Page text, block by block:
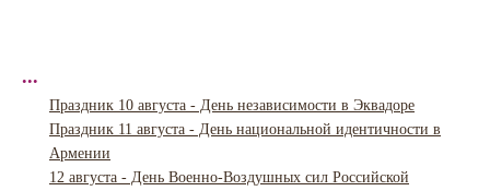
...
Праздник 10 августа - День независимости в Эквадоре
Праздник 11 августа - День национальной идентичности в
Армении
12 августа - День Военно-Воздушных сил Российской